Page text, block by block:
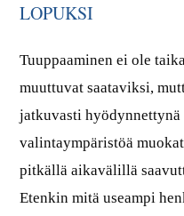
LOPUKSI
Tuuppaaminen ei ole
muuttuvat saataviksi,
jatkuvasti
valintaympäristöä
pitkällä aikavälillä
Etenkin mitä useampi